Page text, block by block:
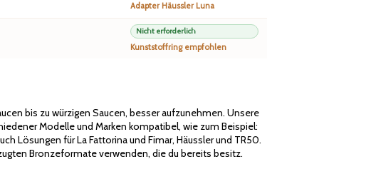
Adapter Häussler Luna
Nicht erforderlich
Kunststoffring empfohlen
bis zu würzigen Saucen, besser aufzunehmen. Unsere
Modelle und Marken kompatibel, wie zum Beispiel:
Lösungen für La Fattorina und Fimar, Häussler und TR50.
Bronzeformate verwenden, die du bereits besitz.